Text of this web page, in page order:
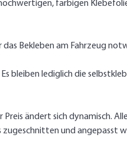
farbigen
Bekleben am Fahrzeug
lediglich die
ändert sich dynamisch.
und angepasst